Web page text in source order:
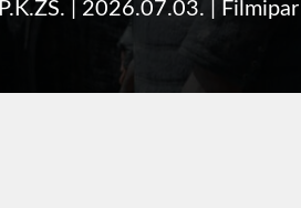
P.K.ZS. 2026.07.03. Filmipar